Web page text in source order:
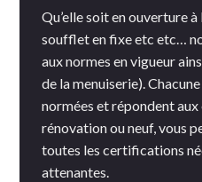
Qu’elle soit en ouverture
soufflet en fixe etc etc…
aux normes en vigueur
de la menuiserie).
normées et répondent
rénovation ou neuf, vous
toutes les certifications
attenantes.